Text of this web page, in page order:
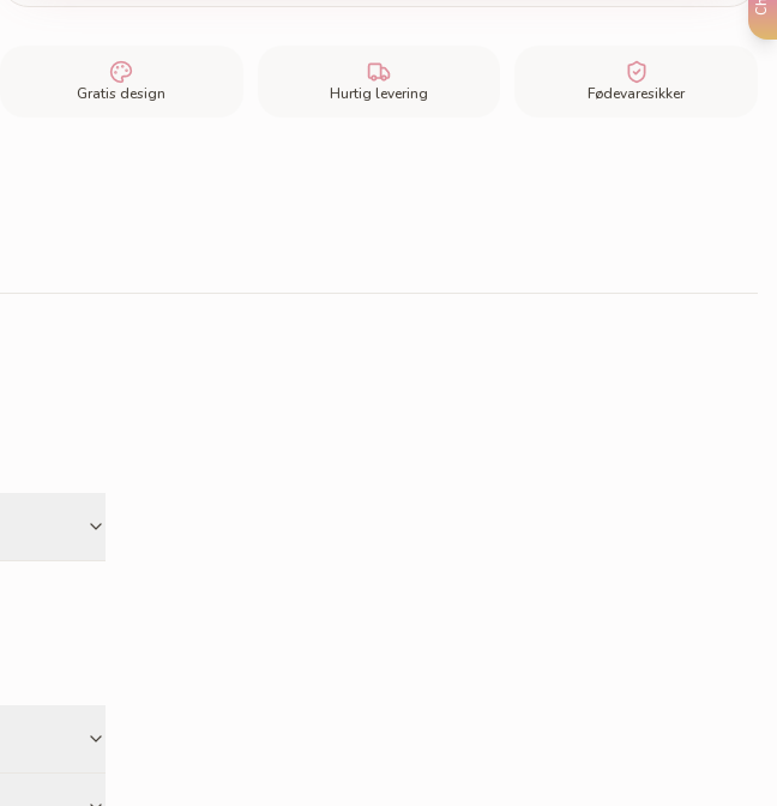
Gratis design Hurtig levering Fødevaresikker